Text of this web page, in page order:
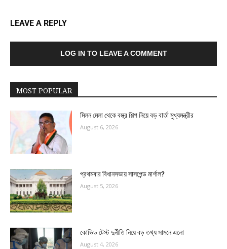
LEAVE A REPLY
LOG IN TO LEAVE A COMMENT
MOST POPULAR
মিলন মেলা থেকে বস্ত্র শিল্প নিয়ে বড় বার্তা মুখ্যমন্ত্রীর
August 6, 2026
প্রথমবার বিধানসভায় সাসপেন্ড মার্শাল?
August 5, 2026
কোভিড টেস্ট দুর্নীতি নিয়ে বড় তথ্য সামনে এলো
August 4, 2026